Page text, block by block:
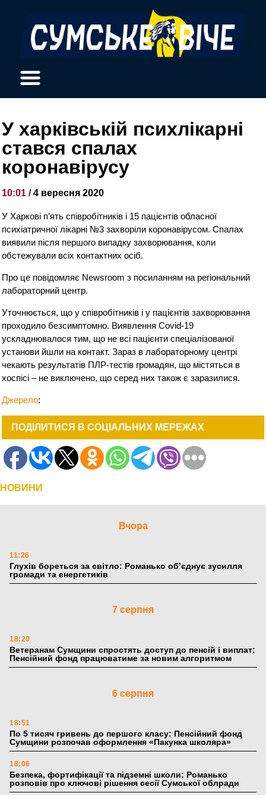
У харківській психлікарні
стався спалах
коронавірусу
10:01 /4 вересня 2020
У Харкові п’ять співробітників і 15 пацієнтів обласної
психіатричної лікарні №3 захворіли коронавірусом. Спалах
виявили після першого випадку захворювання, коли
обстежували всіх контактних осіб.
Про це повідомляє Newsroom з посиланням на регіональний
лабораторний центр.
Уточнюється, що у співробітників і у пацієнтів захворювання
проходило безсимптомно. Виявлення Covid-19
ускладнювалося тим, що не всі пацієнти спеціалізованої
установи йшли на контакт. Зараз в лабораторному центрі
чекають результатів ПЛР-тестів громадян, що містяться в
хоспісі – не виключено, що серед них також є заразилися.
Джерело:
ПОДІЛИТИСЯ В СОЦІАЛЬНИХ МЕРЕЖАХ
НОВИНИ
Вчора
11:26
Глухів бореться за світло: Романько об’єднує зусилля
громади та енергетиків
7 серпня
18:20
Ветеранам Сумщини спростять доступ до пенсій і виплат:
Пенсійний фонд працюватиме за новим алгоритмом
6 серпня
18:51
По 5 тисяч гривень до першого класу: Пенсійний фонд
Сумщини розпочав оформлення «Пакунка школяра»
18:06
Безпека, фортифікації та підземні школи: Романько
розповів про ключові рішення сесії Сумської облради